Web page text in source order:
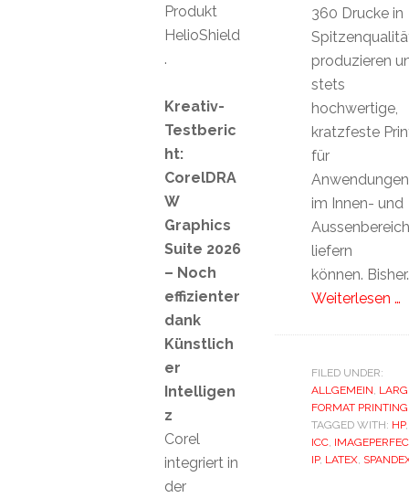
360 Drucke in
produzieren
stets
hochwertige,
kratzfeste
für
Anwendungen
im Innen- und
Aussenbereich
liefern
können.
Weiterlesen …
FILED UNDER:
ALLGEMEIN,
FORMAT PRINTING
TAGGED WITH: HP,
ICC,
IP, LATEX,
Produkt
HelioShield
.
Kreativ-
Testberic
ht:
CorelDRA
W
Graphics
Suite 2026
– Noch
effizienter
dank
Künstlich
er
Intelligen
z
Corel
integriert in
der